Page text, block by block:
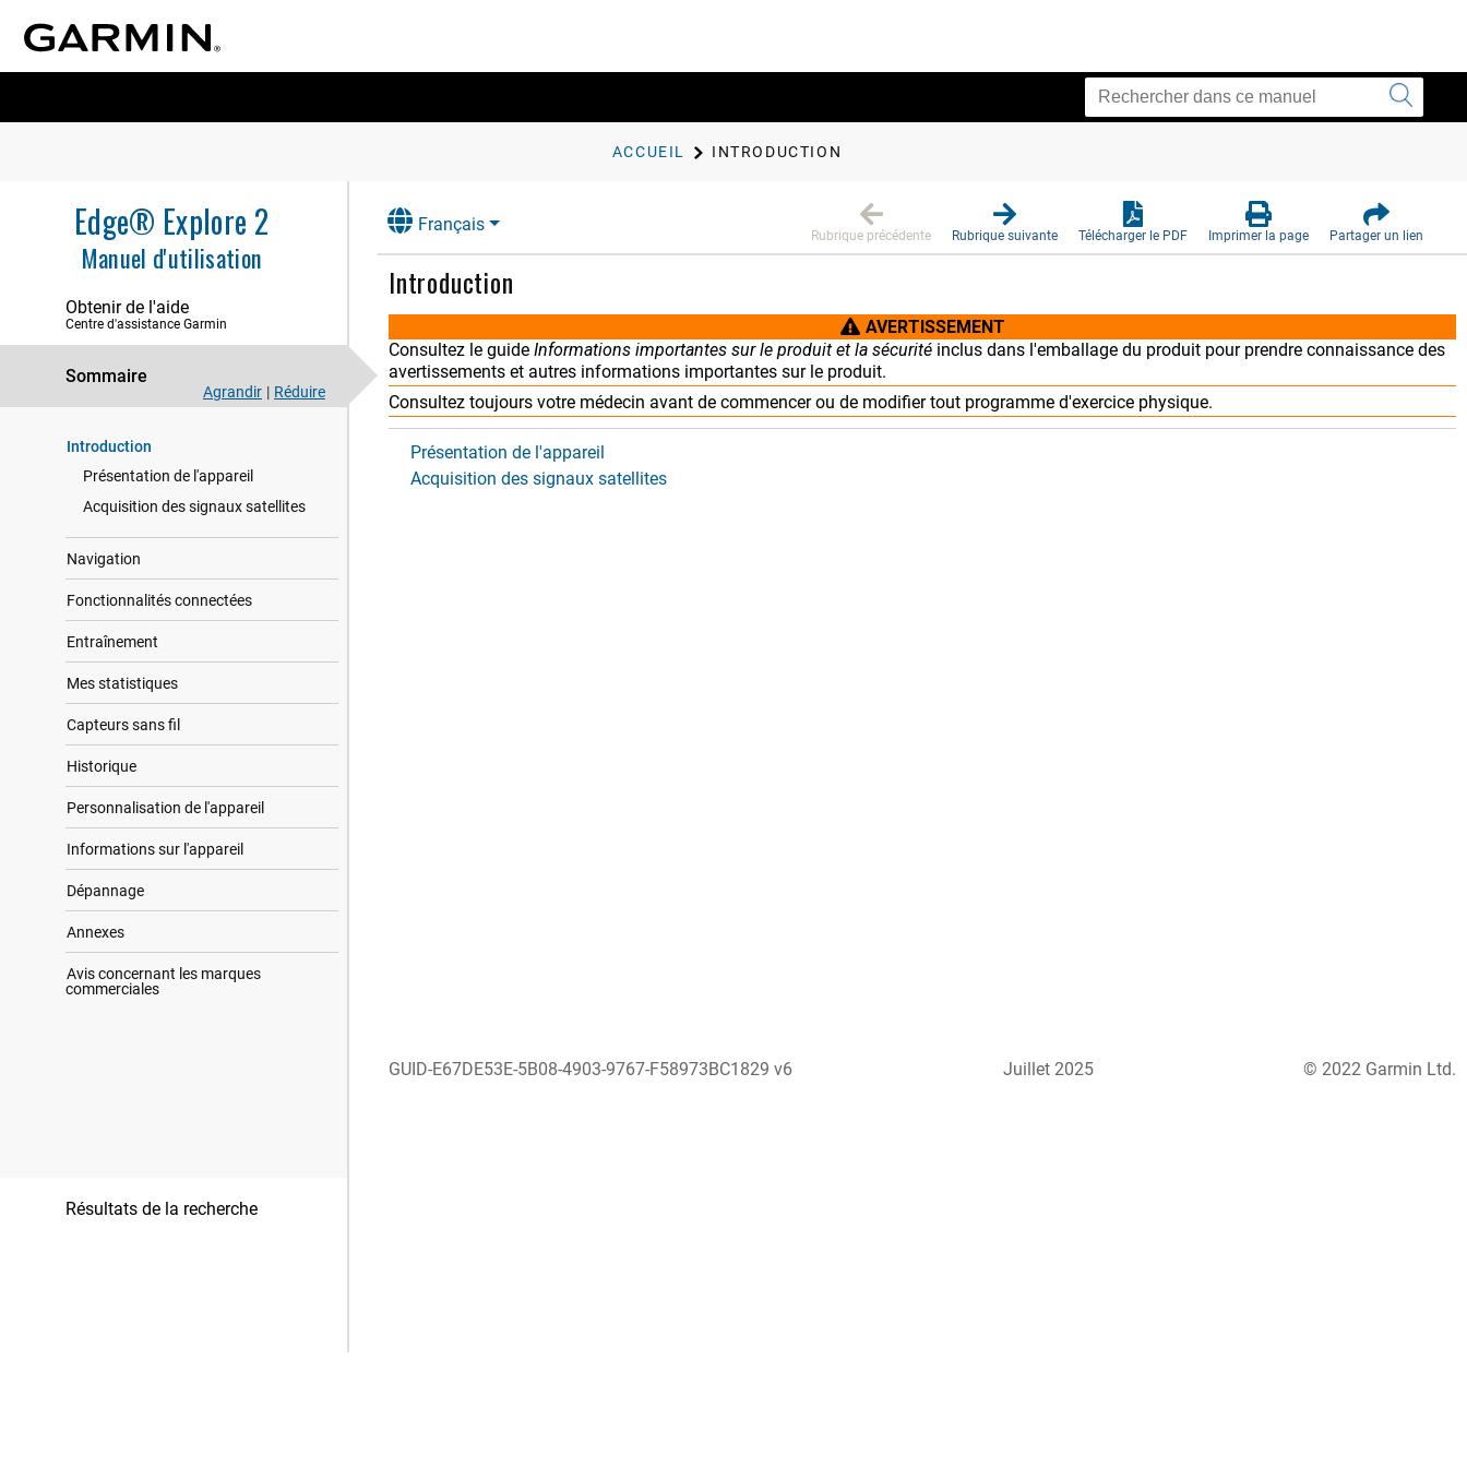
ACCUEIL INTRODUCTION
Edge® Explore 2
Manuel d'utilisation
Obtenir de l'aide
Centre d'assistance Garmin
Sommaire
Agrandir | Réduire
Introduction
Présentation de l'appareil
Acquisition des signaux satellites
Navigation
Fonctionnalités connectées
Entraînement
Mes statistiques
Capteurs sans fil
Historique
Personnalisation de l'appareil
Informations sur l'appareil
Dépannage
Annexes
Avis concernant les marques
commerciales
Résultats de la recherche
Français
Rubrique précédente Rubrique suivante Télécharger le PDF Imprimer la page Partager un lien
Introduction
AVERTISSEMENT
Consultez le guide Informations importantes sur le produit et la sécurité inclus dans l'emballage du produit pour prendre connaissance des
avertissements et autres informations importantes sur le produit.
Consultez toujours votre médecin avant de commencer ou de modifier tout programme d'exercice physique.
Présentation de l'appareil
Acquisition des signaux satellites
GUID-E67DE53E-5B08-4903-9767-F58973BC1829 v6 Juillet 2025 © 2022 Garmin Ltd.